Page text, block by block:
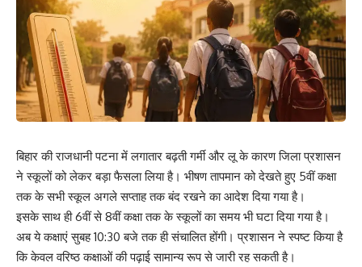
बिहार की राजधानी पटना में लगातार बढ़ती गर्मी और लू के कारण जिला प्रशासन
ने स्कूलों को लेकर बड़ा फैसला लिया है। भीषण तापमान को देखते हुए 5वीं कक्षा
तक के सभी स्कूल अगले सप्ताह तक बंद रखने का आदेश दिया गया है।
इसके साथ ही 6वीं से 8वीं कक्षा तक के स्कूलों का समय भी घटा दिया गया है।
अब ये कक्षाएं सुबह 10:30 बजे तक ही संचालित होंगी। प्रशासन ने स्पष्ट किया है
कि केवल वरिष्ठ कक्षाओं की पढ़ाई सामान्य रूप से जारी रह सकती है।